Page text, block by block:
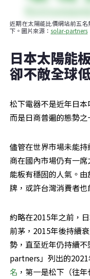
近期在太陽能比價網站前五
下。圖片來源： solar-partners
日本太陽能
卻不敵全球
松下電器不是近年日本
而是日商普遍的態勢之
儘管在世界市場未能
商在國內市場仍有一
能板有穩固的人氣。
牌，或許台灣消費者
約略在2015年之前，
前茅，2015年後持續
勢，直至近年仍持續
partners」列出的
名 ，第一是松下（往